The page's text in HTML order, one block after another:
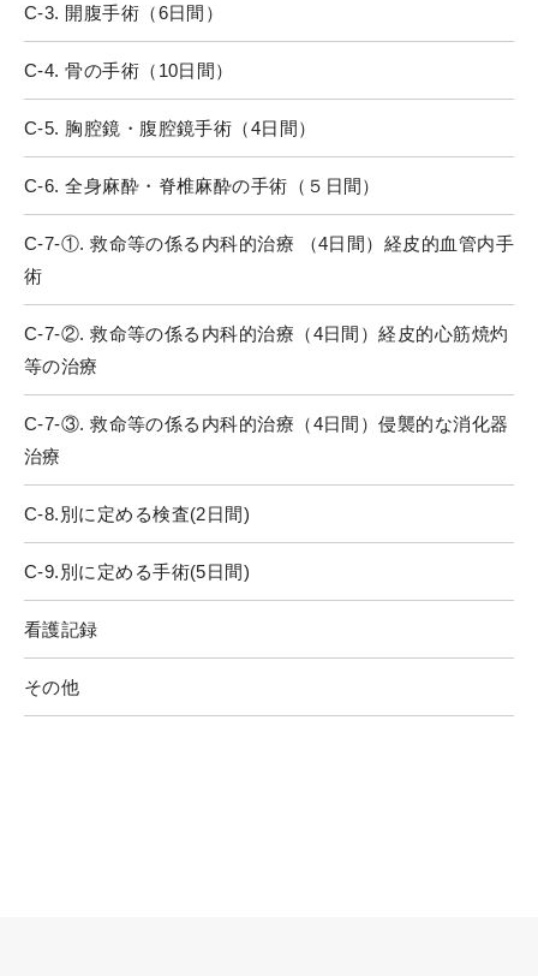
C-3. 開腹手術（6日間）
C-4. 骨の手術（10日間）
C-5. 胸腔鏡・腹腔鏡手術（4日間）
C-6. 全身麻酔・脊椎麻酔の手術（５日間）
C-7-①. 救命等の係る内科的治療 （4日間）経皮的血管内手
術
C-7-②. 救命等の係る内科的治療（4日間）経皮的心筋焼灼
等の治療
C-7-③. 救命等の係る内科的治療（4日間）侵襲的な消化器
治療
C-8.別に定める検査(2日間)
C-9.別に定める手術(5日間)
看護記録
その他